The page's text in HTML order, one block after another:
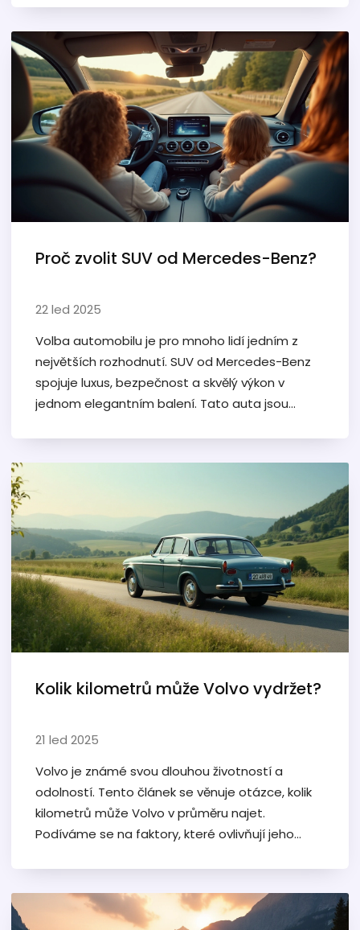
mají odborníci a co může ovlivnit váš příští
nákup vozidla. Dozvíte se také praktické tipy, jak
využít případné slevy a jaké alternativy
zvažovat.
Proč zvolit SUV od Mercedes-Benz?
22 led 2025
Volba automobilu je pro mnoho lidí jedním z
největších rozhodnutí. SUV od Mercedes-Benz
spojuje luxus, bezpečnost a skvělý výkon v
jednom elegantním balení. Tato auta jsou
provede čtenáře důvody, proč je SUV od této
kteří uvažují o nákupu nového vozu.
Kolik kilometrů může Volvo vydržet?
21 led 2025
Volvo je známé svou dlouhou životností a
odolností. Tento článek se věnuje otázce, kolik
kilometrů může Volvo v průměru najet.
Podíváme se na faktory, které ovlivňují jeho
nejtrvanlivější a jak můžete prodloužit životnost
svého Volva.